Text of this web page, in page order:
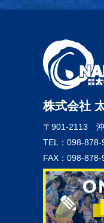
株式会社
〒901-2113
TEL：098-878-
FAX：098-878-